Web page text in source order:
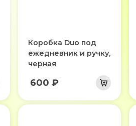
Коробка Duo под
ежедневник и ручку,
черная
600 ₽